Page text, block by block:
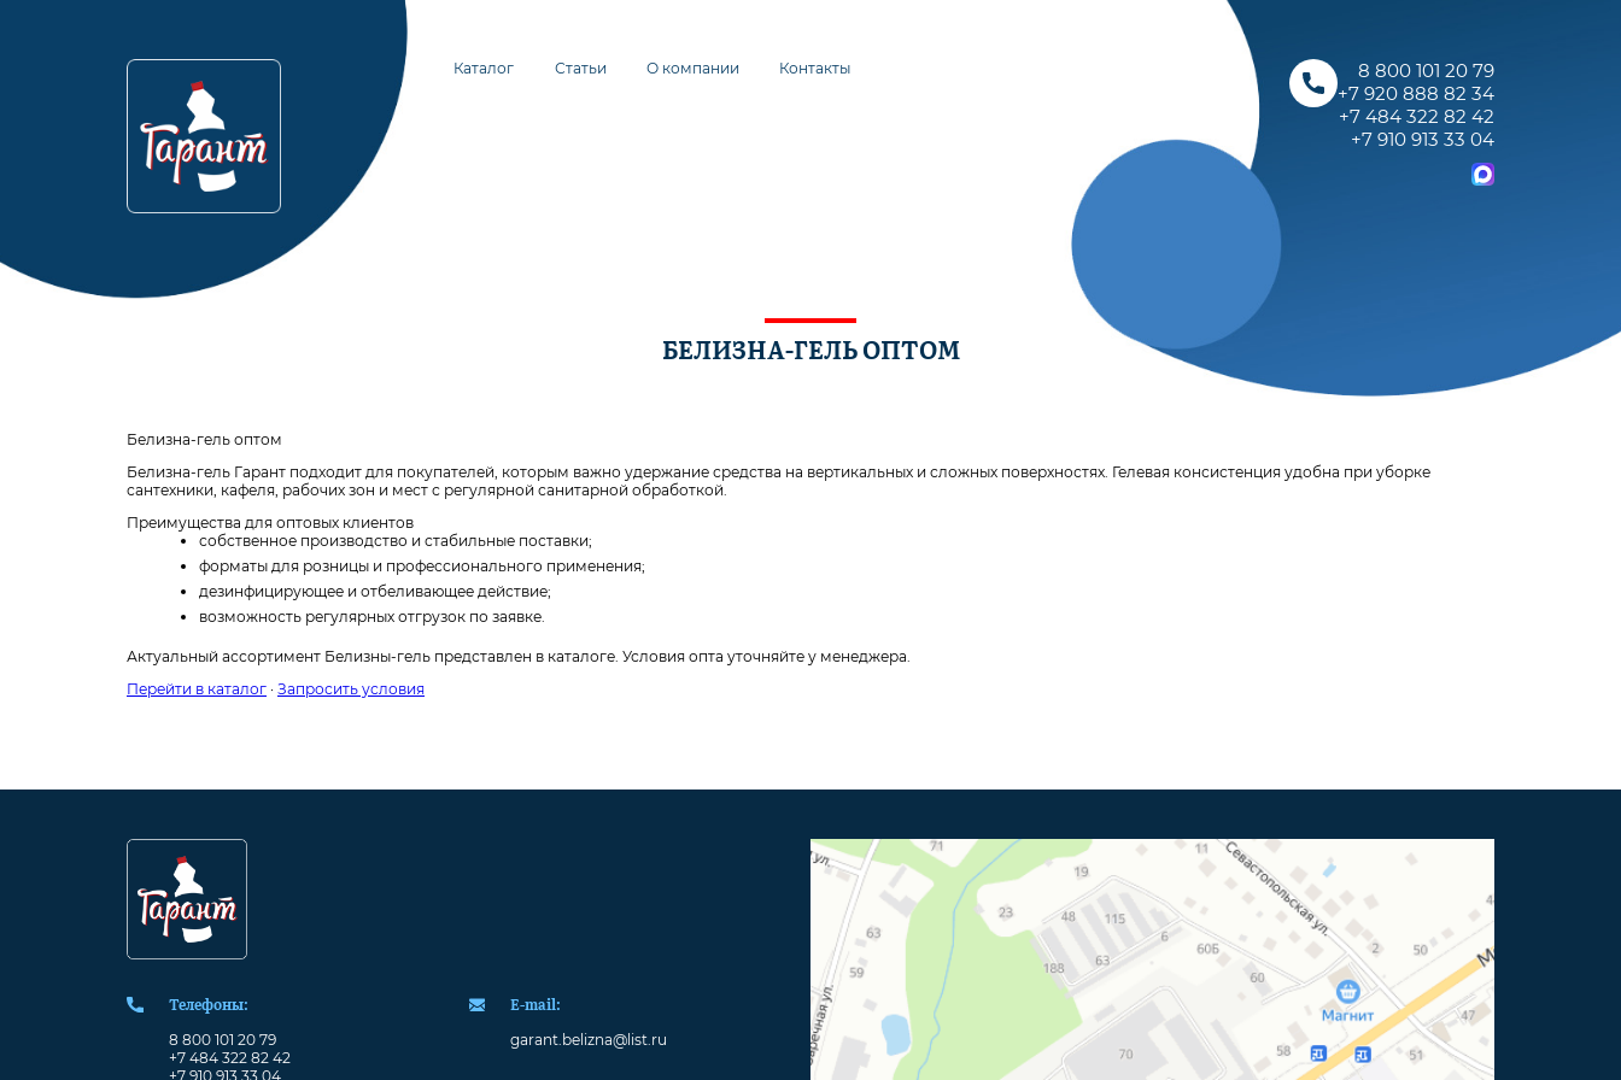
Каталог Статьи О компании Контакты
8 800 101 20 79
+7 920 888 82 34
+7 484 322 82 42
+7 910 913 33 04
БЕЛИЗНА-ГЕЛЬ ОПТОМ
Белизна-гель оптом
Белизна-гель Гарант подходит для покупателей, которым важно удержание средства на вертикальных и сложных поверхностях. Гелевая консистенция удобна при уборке
сантехники, кафеля, рабочих зон и мест с регулярной санитарной обработкой.
Преимущества для оптовых клиентов
собственное производство и стабильные поставки;
форматы для розницы и профессионального применения;
дезинфицирующее и отбеливающее действие;
возможность регулярных отгрузок по заявке.
Актуальный ассортимент Белизны-гель представлен в каталоге. Условия опта уточняйте у менеджера.
Перейти в каталог · Запросить условия
Телефоны:
8 800 101 20 79
+7 484 322 82 42
+7 910 913 33 04
Е-mail:
garant.belizna@list.ru